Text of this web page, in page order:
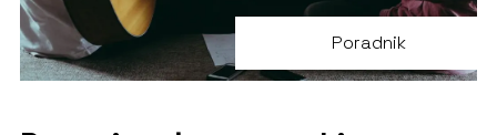
Poradnik